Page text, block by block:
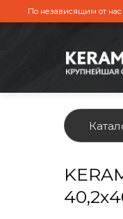
По независящим от нас